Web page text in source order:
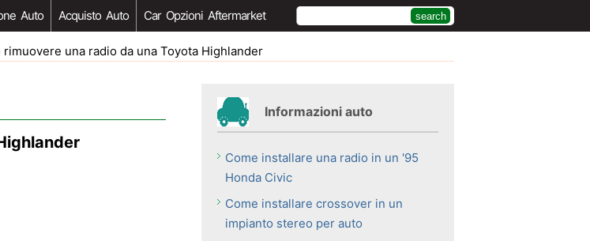
Auto Acquisto Auto Car Opzioni Aftermarket
rimuovere una radio da una Toyota Highlander
Informazioni auto
Come installare una radio in un '95
Honda Civic
Come installare crossover in un
impianto stereo per auto